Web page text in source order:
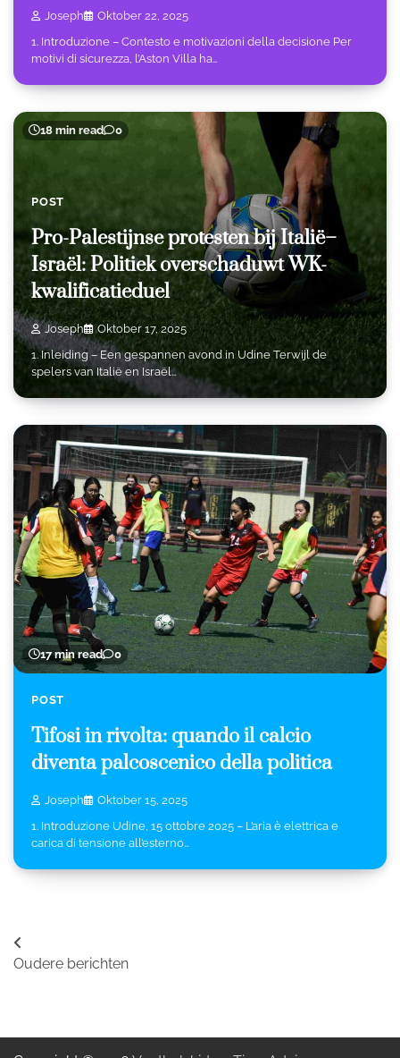
Joseph
Oktober 22, 2025
1. Introduzione – Contesto e motivazioni della decisione Per
motivi di sicurezza, l’Aston Villa ha…
18 min read 0
POST
Pro-Palestijnse protesten bij Italië–
Israël: Politiek overschaduwt WK-
kwalificatieduel
Joseph
Oktober 17, 2025
1. Inleiding – Een gespannen avond in Udine Terwijl de
spelers van Italië en Israël…
17 min read 0
POST
Tifosi in rivolta: quando il calcio
diventa palcoscenico della politica
Joseph
Oktober 15, 2025
1. Introduzione Udine, 15 ottobre 2025 – L’aria è elettrica e
carica di tensione all’esterno…
Berichtennavigatie
Oudere berichten